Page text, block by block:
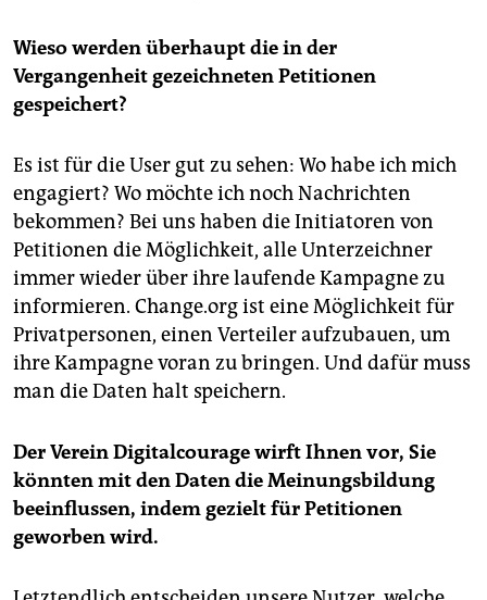
Wieso werden überhaupt die in der
Vergangenheit gezeichneten Petitionen
gespeichert?
Es ist für die User gut zu sehen: Wo habe ich mich
engagiert? Wo möchte ich noch Nachrichten
bekommen? Bei uns haben die Initiatoren von
Petitionen die Möglichkeit, alle Unterzeichner
immer wieder über ihre laufende Kampagne zu
informieren. Change.org ist eine Möglichkeit für
Privatpersonen, einen Verteiler aufzubauen, um
ihre Kampagne voran zu bringen. Und dafür muss
man die Daten halt speichern.
Der Verein Digitalcourage wirft Ihnen vor, Sie
könnten mit den Daten die Meinungsbildung
beeinflussen, indem gezielt für Petitionen
geworben wird.